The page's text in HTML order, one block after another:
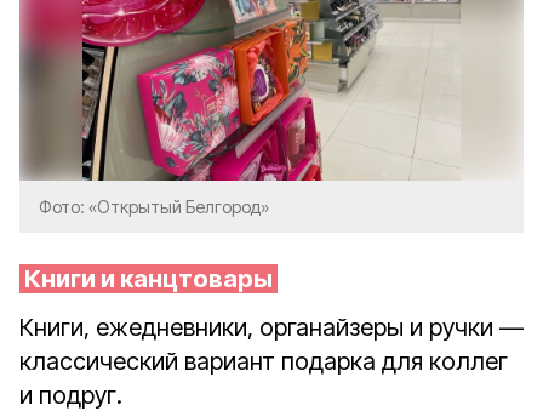
Фото: «Открытый Белгород»
Книги и канцтовары
Книги, ежедневники, органайзеры и ручки —
классический вариант подарка для коллег
и подруг.